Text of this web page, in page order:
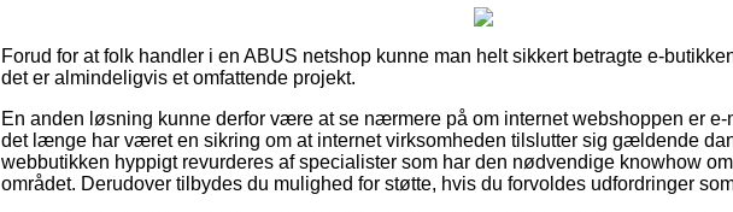
Forud for at folk handler i en ABUS netshop kunne man helt sikkert betragte e-
det er almindeligvis et omfattende projekt.
En anden løsning kunne derfor være at se nærmere på om internet webshoppen er
det længe har været en sikring om at internet virksomheden tilslutter sig gældende
webbutikken hyppigt revurderes af specialister som har den nødvendige knowhow
området. Derudover tilbydes du mulighed for støtte, hvis du forvoldes udfordringer